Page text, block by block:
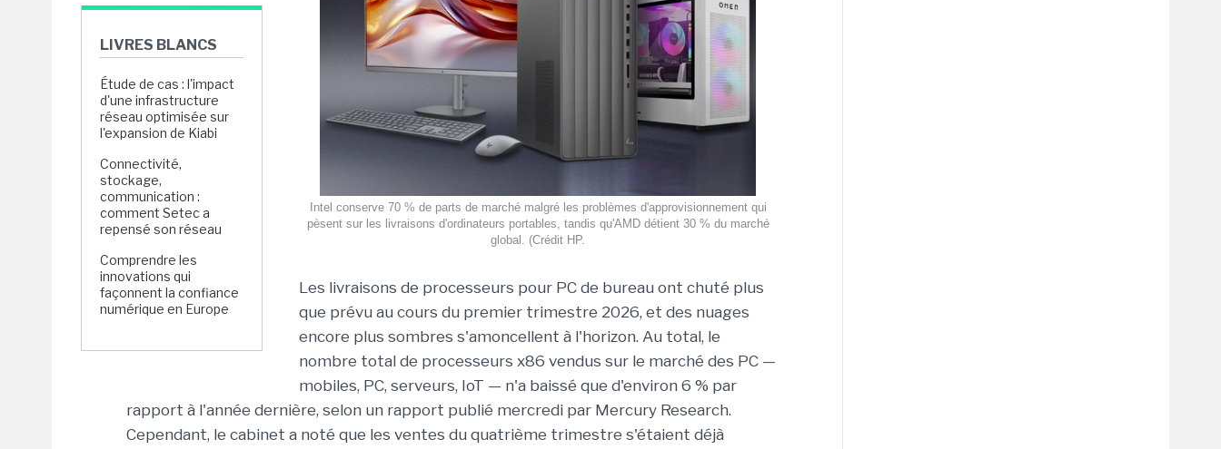
LIVRES BLANCS
Étude de cas : l'impact
d'une infrastructure
réseau optimisée sur
l'expansion de Kiabi
Connectivité,
stockage,
communication :
comment Setec a
repensé son réseau
Comprendre les
innovations qui
façonnent la confiance
numérique en Europe
Intel conserve 70 % de parts de marché malgré les problèmes d'approvisionnement qui
pèsent sur les livraisons d'ordinateurs portables, tandis qu'AMD détient 30 % du marché
global. (Crédit HP.
Les livraisons de processeurs pour PC de bureau ont chuté plus
que prévu au cours du premier trimestre 2026, et des nuages
encore plus sombres s'amoncellent à l'horizon. Au total, le
nombre total de processeurs x86 vendus sur le marché des PC —
mobiles, PC, serveurs, IoT — n'a baissé que d'environ 6 % par
rapport à l'année dernière, selon un rapport publié mercredi par Mercury Research.
Cependant, le cabinet a noté que les ventes du quatrième trimestre s'étaient déjà